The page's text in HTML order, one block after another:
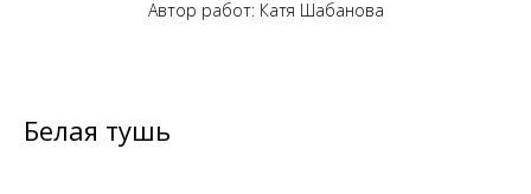
Автор работ: Катя Шабанова
Белая тушь